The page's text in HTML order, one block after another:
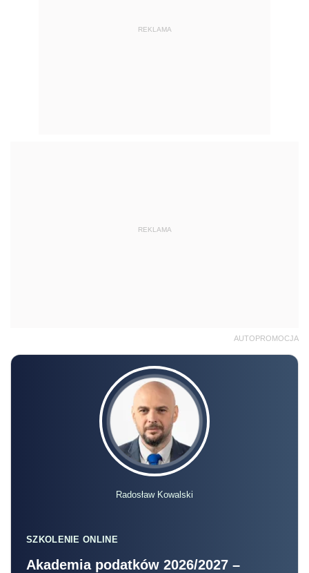
REKLAMA
REKLAMA
AUTOPROMOCJA
Radosław Kowalski
SZKOLENIE ONLINE
Akademia podatków 2026/2027 –